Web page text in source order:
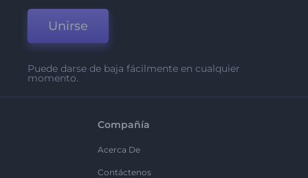
Unirse
Puede darse de baja fácilmente en cualquier
momento.
Compañía
Acerca De
Contáctenos